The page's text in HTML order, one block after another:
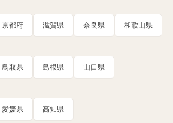
京都府 滋賀県 奈良県 和歌山県
鳥取県 島根県 山口県
愛媛県 高知県